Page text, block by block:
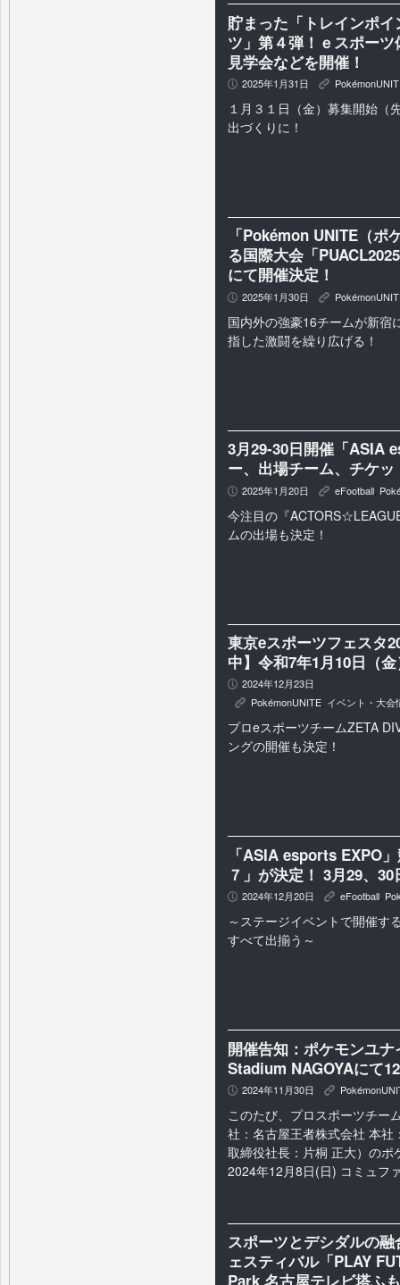
貯まった「トレインポ
ツ」第４弾！ｅスポー
見学会などを開催！
P 2025年1月31日 K
１月３１日（金）募集開始
出づくりに！
「Pokémon UNITE（
る国際大会「
にて開催決定！
P 2025年1月30日 K
国内外の強豪16チームが新宿
指した激闘を繰り広げる！
3月29-30日開催「ASIA
ー、出場チーム、チケ
P 2025年1月20日 K eFootball
今注目の『
ムの出場も決定！
東京eスポーツフェスタ
中】令和7年1月10日（
P 2024年12月23日
K PokémonUNITE, イベント・大会
プロeスポーツチームZETA
ングの開催も決定！
「ASIA esports EXPO
７」が決定！ 3月29、30
P 2024年12月20日 K eFootball
～ステージイベントで開催す
すべて出揃う～
開催告知：ポケモンユ
Stadium NAGOYAにて
P 2024年11月30日 K
このたび、プロスポーツチー
社：名古屋王者株式会社 本社
取締役社長：片桐 正大）のポ
2024年12月8日(日) コミュフ
スポーツとデシダルの
ェスティバル「PLAY